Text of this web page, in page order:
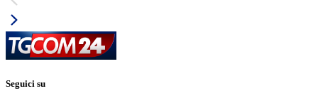
Seguici su